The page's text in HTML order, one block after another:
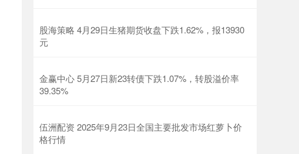
股海策略 4月29日生猪期货收盘下跌1.62%，报13930
元
金赢中心 5月27日新23转债下跌1.07%，转股溢价率
39.35%
伍洲配资 2025年9月23日全国主要批发市场红萝卜价
格行情